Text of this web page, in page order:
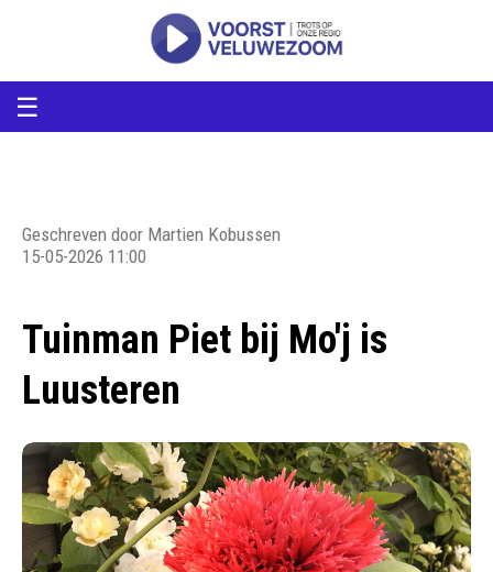
☰
Geschreven door Martien Kobussen
15-05-2026 11:00
Tuinman Piet bij Mo'j is
Luusteren